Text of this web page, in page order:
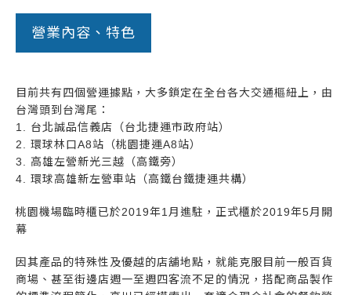
營業內容、特色
目前共有四個營運據點，大多鎖定在全台各大交通樞紐上，由
台灣頭到台灣尾：
1. 台北誠品信義店（台北捷運市政府站）
2. 環球林口A8站（桃園捷運A8站）
3. 高雄左營新光三越（高鐵旁）
4. 環球高雄新左營車站（高鐵台鐵捷運共構）
桃園機場臨時櫃已於2019年1月進駐，正式櫃於2019年5月開
幕
因其產品的特殊性及優越的店舖地點，就能克服目前一般百貨
商場、甚至街邊店週一至週四客流不足的情況，搭配商品製作